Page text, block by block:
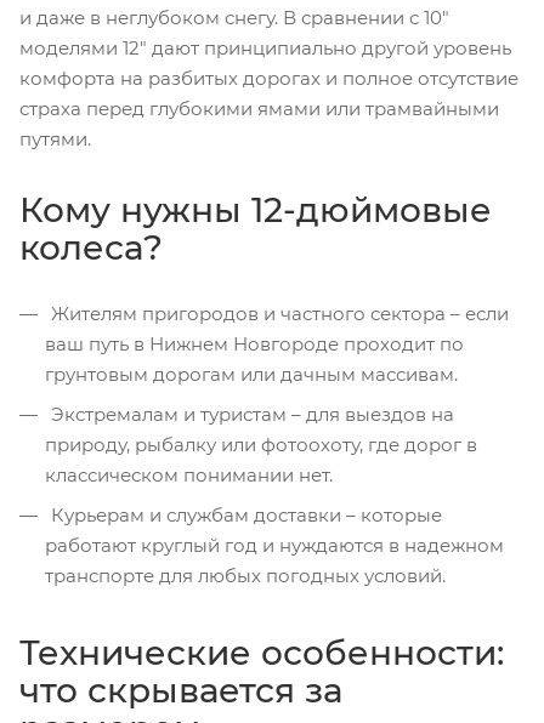
и даже в неглубоком снегу. В сравнении с 10″
моделями 12″ дают принципиально другой уровень
комфорта на разбитых дорогах и полное отсутствие
страха перед глубокими ямами или трамвайными
путями.
Кому нужны 12-дюймовые
колеса?
Жителям пригородов и частного сектора – если
ваш путь в Нижнем Новгороде проходит по
грунтовым дорогам или дачным массивам.
Экстремалам и туристам – для выездов на
природу, рыбалку или фотоохоту, где дорог в
классическом понимании нет.
Курьерам и службам доставки – которые
работают круглый год и нуждаются в надежном
транспорте для любых погодных условий.
Технические особенности:
что скрывается за